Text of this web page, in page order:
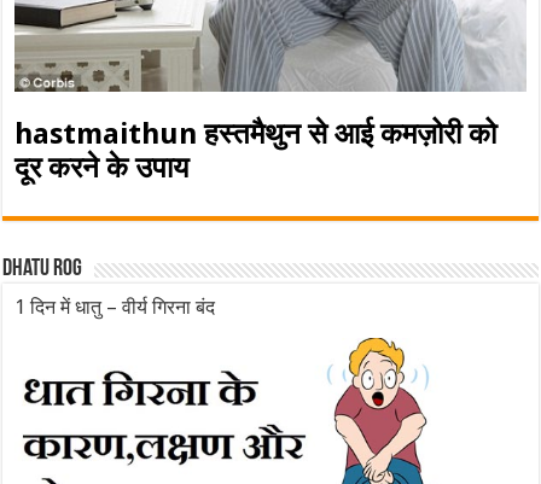
hastmaithun हस्तमैथुन से आई कमज़ोरी को
दूर करने के उपाय
Dhatu rog
1 दिन में धातु – वीर्य गिरना बंद